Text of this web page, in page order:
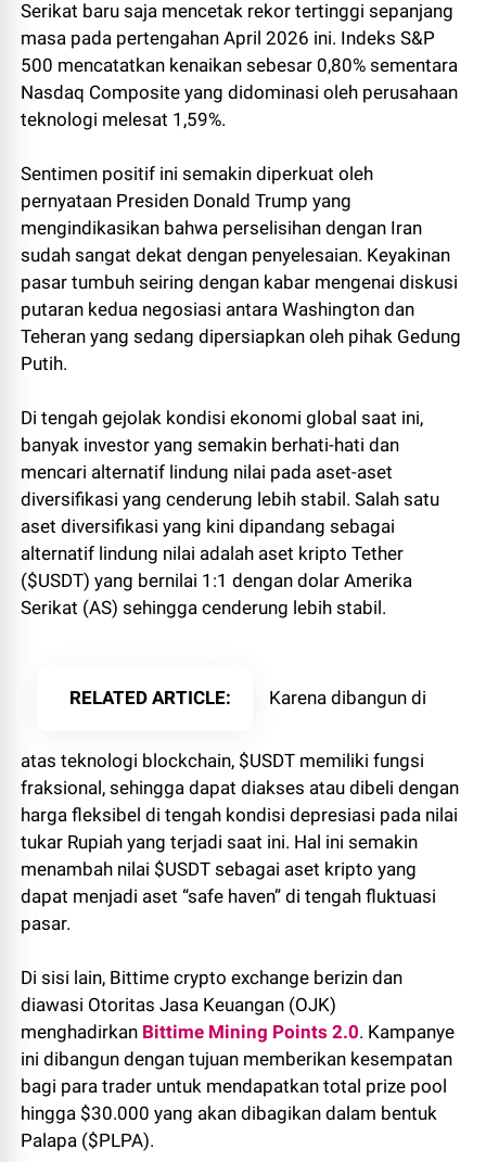
Serikat baru saja mencetak rekor tertinggi sepanjang
masa pada pertengahan April 2026 ini. Indeks S&P
500 mencatatkan kenaikan sebesar 0,80% sementara
Nasdaq Composite yang didominasi oleh perusahaan
teknologi melesat 1,59%.
Sentimen positif ini semakin diperkuat oleh
pernyataan Presiden Donald Trump yang
mengindikasikan bahwa perselisihan dengan Iran
sudah sangat dekat dengan penyelesaian. Keyakinan
pasar tumbuh seiring dengan kabar mengenai diskusi
putaran kedua negosiasi antara Washington dan
Teheran yang sedang dipersiapkan oleh pihak Gedung
Putih.
Di tengah gejolak kondisi ekonomi global saat ini,
banyak investor yang semakin berhati-hati dan
mencari alternatif lindung nilai pada aset-aset
diversifikasi yang cenderung lebih stabil. Salah satu
aset diversifikasi yang kini dipandang sebagai
alternatif lindung nilai adalah aset kripto Tether
($USDT) yang bernilai 1:1 dengan dolar Amerika
Serikat (AS) sehingga cenderung lebih stabil.
RELATED ARTICLE Karena dibangun di
atas teknologi blockchain, $USDT memiliki fungsi
fraksional, sehingga dapat diakses atau dibeli dengan
harga fleksibel di tengah kondisi depresiasi pada nilai
tukar Rupiah yang terjadi saat ini. Hal ini semakin
menambah nilai $USDT sebagai aset kripto yang
dapat menjadi aset “safe haven” di tengah fluktuasi
pasar.
Di sisi lain, Bittime crypto exchange berizin dan
diawasi Otoritas Jasa Keuangan (OJK)
menghadirkan Bittime Mining Points 2.0. Kampanye
ini dibangun dengan tujuan memberikan kesempatan
bagi para trader untuk mendapatkan total prize pool
hingga $30.000 yang akan dibagikan dalam bentuk
Palapa ($PLPA).